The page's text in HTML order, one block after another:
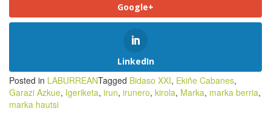
Google+
LinkedIn
Posted in LABURREANTagged Bidaso XXI, Ekiñe Cabanes,
Garazi Azkue, Igeriketa, irun, irunero, kirola, Marka, marka berria,
marka hautsi